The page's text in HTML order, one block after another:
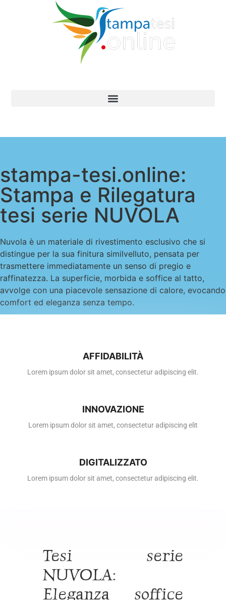
stampa-tesi.online:
Stampa e Rilegatura
tesi serie NUVOLA
Nuvola è un materiale di rivestimento esclusivo che si
distingue per la sua finitura similvelluto, pensata per
trasmettere immediatamente un senso di pregio e
raffinatezza. La superficie, morbida e soffice al tatto,
avvolge con una piacevole sensazione di calore, evocando
comfort ed eleganza senza tempo.
AFFIDABILITÀ
Lorem ipsum dolor sit amet, consectetur adipiscing elit.
INNOVAZIONE
Lorem ipsum dolor sit amet, consectetur adipiscing elit
DIGITALIZZATO
Lorem ipsum dolor sit amet, consectetur adipiscing elit.
Tesi serie
NUVOLA:
Eleganza soffice